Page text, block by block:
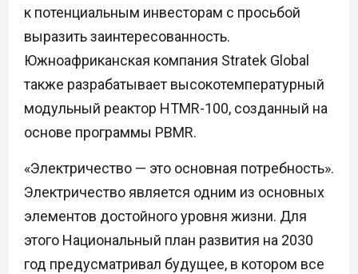
к потенциальным инвесторам с просьбой
выразить заинтересованность.
Южноафриканская компания Stratek Global
также разрабатывает высокотемпературный
модульный реактор HTMR-100, созданный на
основе программы PBMR.
«Электричество — это основная потребность».
Электричество является одним из основных
элементов достойного уровня жизни. Для
этого Национальный план развития на 2030
год предусматривал будущее, в котором все